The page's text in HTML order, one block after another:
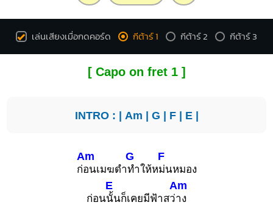
เล่นเสียงเมื่อกดคอร์ด กีต้าร์ 1 กีต้าร์ 2 กีต้าร์ 3
[ Capo on fret 1 ]
INTRO : | Am | G | F| E|
ก่
Am
อนเมฆดำ
G
ทำให้ห
F
ม่นหมอง
ก่อน
E
นั้นก็เคยมีฟ้าสว่
Am
าง